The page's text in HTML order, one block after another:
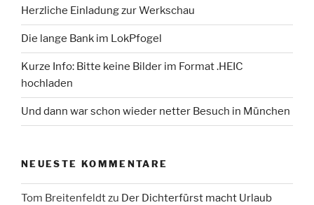
Herzliche Einladung zur Werkschau
Die lange Bank im LokPfogel
Kurze Info: Bitte keine Bilder im Format .HEIC
hochladen
Und dann war schon wieder netter Besuch in München
NEUESTE KOMMENTARE
Tom Breitenfeldtzu Der Dichterfürst macht Urlaub